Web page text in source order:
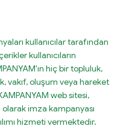
kullanıcılar tarafından
kullanıcıların
hiç bir topluluk,
vakıf, oluşum veya hareket
web sitesi,
olarak imza kampanyası
hizmeti vermektedir.